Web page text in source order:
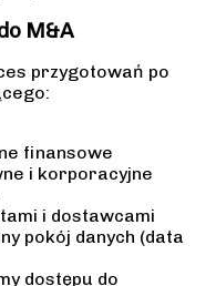
M&A
przygotowań po
finansowe
i korporacyjne
i dostawcami
pokój danych (data
dostępu do